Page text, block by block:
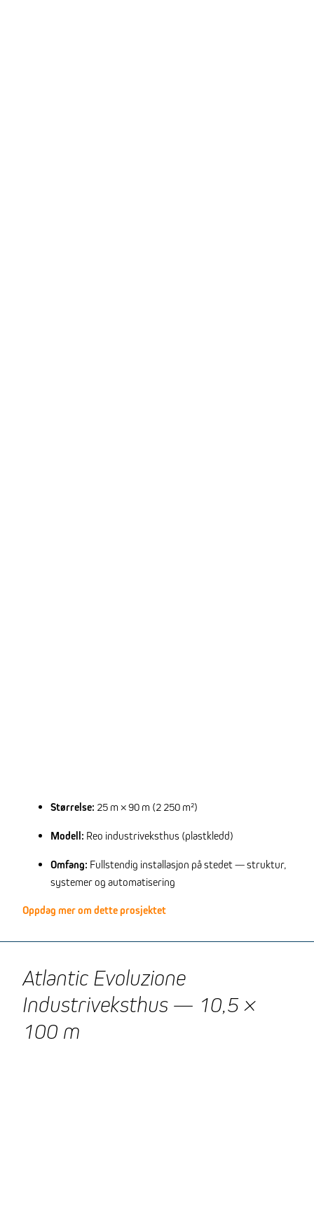
Størrelse: 25 m × 90 m (2 250 m²)
Modell: Reo industriveksthus (plastkledd)
Omfang: Fullstendig installasjon på stedet — struktur,
systemer og automatisering
Oppdag mer om dette prosjektet
Atlantic Evoluzione
Industriveksthus — 10,5 ×
100 m